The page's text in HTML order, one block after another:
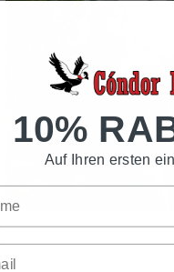
10%
Auf Ihren ersten